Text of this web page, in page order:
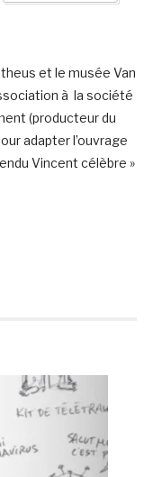
et le musée Van
à la société
(producteur du
adapter l’ouvrage
Vincent célèbre »